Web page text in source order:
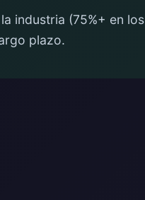
industria (75%+ en los
plazo.